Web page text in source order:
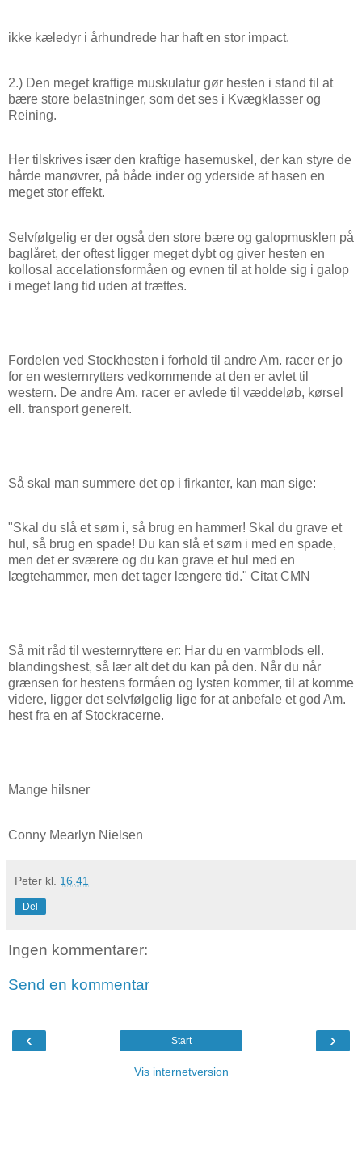
ikke kæledyr i århundrede har haft en stor impact.
2.) Den meget kraftige muskulatur gør hesten i stand til at
bære store belastninger, som det ses i Kvægklasser og
Reining.
Her tilskrives især den kraftige hasemuskel, der kan styre de
hårde manøvrer, på både inder og yderside af hasen en
meget stor effekt.
Selvfølgelig er der også den store bære og galopmusklen på
baglåret, der oftest ligger meget dybt og giver hesten en
kollosal accelationsformåen og evnen til at holde sig i galop
i meget lang tid uden at trættes.
Fordelen ved Stockhesten i forhold til andre Am. racer er jo
for en westernrytters vedkommende at den er avlet til
western. De andre Am. racer er avlede til væddeløb, kørsel
ell. transport generelt.
Så skal man summere det op i firkanter, kan man sige:
"Skal du slå et søm i, så brug en hammer! Skal du grave et
hul, så brug en spade! Du kan slå et søm i med en spade,
men det er sværere og du kan grave et hul med en
lægtehammer, men det tager længere tid." Citat CMN
Så mit råd til westernryttere er: Har du en varmblods ell.
blandingshest, så lær alt det du kan på den. Når du når
grænsen for hestens formåen og lysten kommer, til at komme
videre, ligger det selvfølgelig lige for at anbefale et god Am.
hest fra en af Stockracerne.
Mange hilsner
Conny Mearlyn Nielsen
Peter kl. 16.41
Del
Ingen kommentarer:
Send en kommentar
‹ ›
Start
Vis internetversion